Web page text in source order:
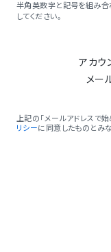
半角英数字と記号を組み合
してください。
アカウ
メー
上記の「メールアドレスで始
リシーに同意したものとみな